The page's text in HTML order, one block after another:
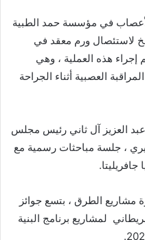
في مؤسسة حمد الطبية
لاستئصال ورم معقد في
إجراء هذه العملية ، وهي
العصبية أثناء الجراحة
العزيز آل ثاني رئيس مجلس
، جلسة مباحثات رسمية مع
جافريليتا.
مشاريع الطرق ، بتسع جوائز
لمشاريع برنامج البنية